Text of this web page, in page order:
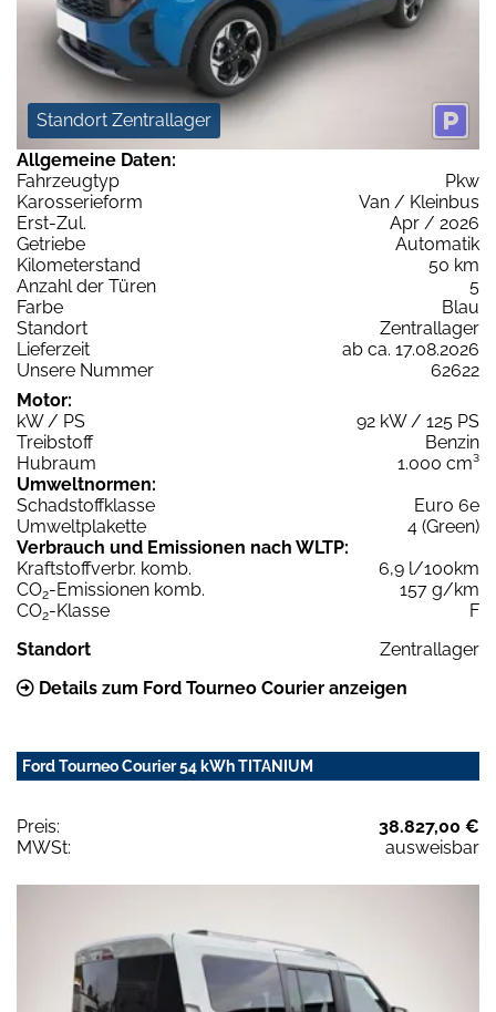
Standort Zentrallager
Allgemeine Daten:
Fahrzeugtyp
Pkw
Karosserieform
Van / Kleinbus
Erst-Zul.
Apr / 2026
Getriebe
Automatik
Kilometerstand
50 km
Anzahl der Türen
5
Farbe
Blau
Standort
Zentrallager
Lieferzeit
ab ca. 17.08.2026
Unsere Nummer
62622
Motor:
kW / PS
92 kW / 125 PS
Treibstoff
Benzin
Hubraum
1.000 cm³
Umweltnormen:
Schadstoffklasse
Euro 6e
Umweltplakette
4 (Green)
Verbrauch und Emissionen nach WLTP:
Kraftstoffverbr. komb.
6,9 l/100km
CO2-Emissionen komb.
157 g/km
CO2-Klasse
F
Standort
Zentrallager
Details zum Ford Tourneo Courier anzeigen
Ford Tourneo Courier 54 kWh TITANIUM
Preis:
38.827,00 €
MWSt:
ausweisbar